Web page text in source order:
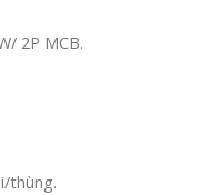
2P MCB.
thùng.